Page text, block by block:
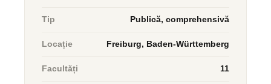
Tip Publică, comprehensivă
Locație Freiburg, Baden-Württemberg
Facultăți 11